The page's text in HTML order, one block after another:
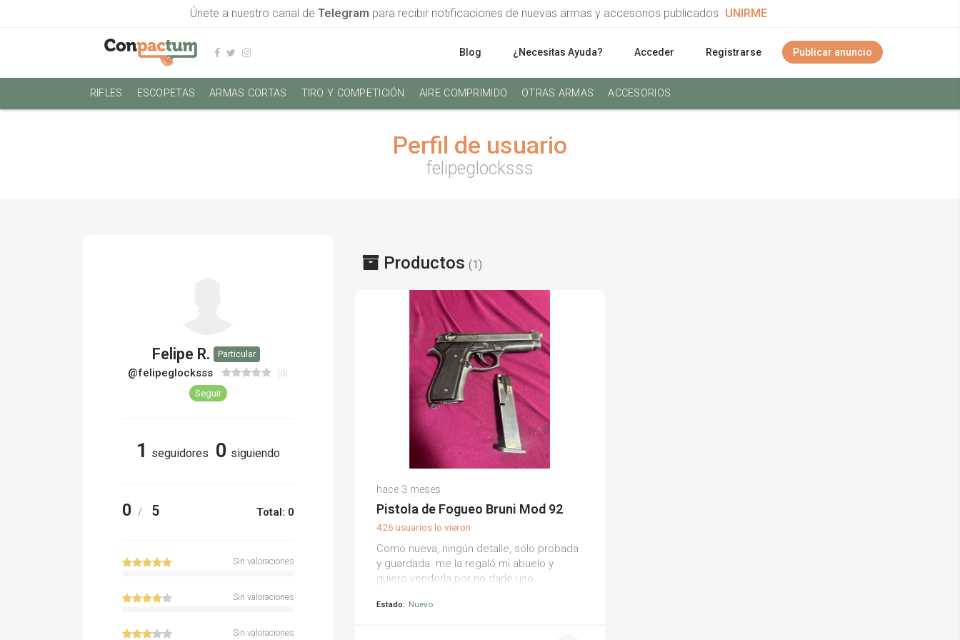
Únete a nuestro canal de Telegram para recibir notificaciones de nuevas armas y accesorios publicados UNIRME
Blog ¿Necesitas Ayuda? Acceder Registrarse Publicar anuncio
RIFLES ESCOPETAS ARMAS CORTAS TIRO Y COMPETICIÓN AIRE COMPRIMIDO OTRAS ARMAS ACCESORIOS
Perfil de usuario
felipeglocksss
Felipe R. Particular
@felipeglocksss (0)
Seguir
1 seguidores 0 siguiendo
0 / 5 Total: 0
Sin valoraciones
Sin valoraciones
Sin valoraciones
Productos (1)
hace 3 meses
Pistola de Fogueo Bruni Mod 92
426 usuarios lo vieron
Como nueva, ningún detalle, solo probada
y guardada. me la regaló mi abuelo y
quiero venderla por no darle uso.
Estado: Nuevo